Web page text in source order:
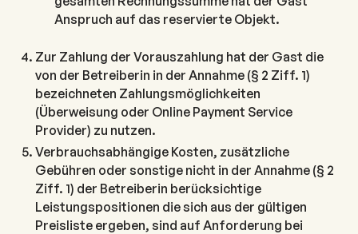
Anspruch auf das reservierte Objekt.
Zur Zahlung der Vorauszahlung hat der Gast die
von der Betreiberin in der Annahme (§ 2 Ziff. 1)
bezeichneten Zahlungsmöglichkeiten
(Überweisung oder Online Payment Service
Provider) zu nutzen.
Verbrauchsabhängige Kosten, zusätzliche
Gebühren oder sonstige nicht in der Annahme (§ 2
Ziff. 1) der Betreiberin berücksichtige
Leistungspositionen die sich aus der gültigen
Preisliste ergeben, sind auf Anforderung bei